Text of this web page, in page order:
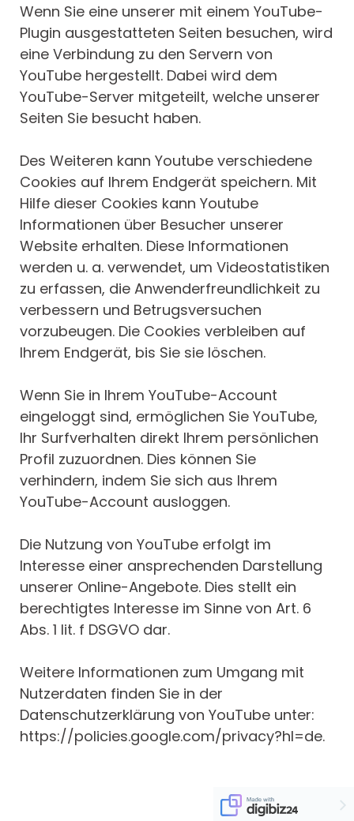
Wenn Sie eine unserer mit einem YouTube-
Plugin ausgestatteten Seiten besuchen, wird
eine Verbindung zu den Servern von
YouTube hergestellt. Dabei wird dem
YouTube-Server mitgeteilt, welche unserer
Seiten Sie besucht haben.
Des Weiteren kann Youtube verschiedene
Cookies auf Ihrem Endgerät speichern. Mit
Hilfe dieser Cookies kann Youtube
Informationen über Besucher unserer
Website erhalten. Diese Informationen
werden u. a. verwendet, um Videostatistiken
zu erfassen, die Anwenderfreundlichkeit zu
verbessern und Betrugsversuchen
vorzubeugen. Die Cookies verbleiben auf
Ihrem Endgerät, bis Sie sie löschen.
Wenn Sie in Ihrem YouTube-Account
eingeloggt sind, ermöglichen Sie YouTube,
Ihr Surfverhalten direkt Ihrem persönlichen
Profil zuzuordnen. Dies können Sie
verhindern, indem Sie sich aus Ihrem
YouTube-Account ausloggen.
Die Nutzung von YouTube erfolgt im
Interesse einer ansprechenden Darstellung
unserer Online-Angebote. Dies stellt ein
berechtigtes Interesse im Sinne von Art. 6
Abs. 1 lit. f DSGVO dar.
Weitere Informationen zum Umgang mit
Nutzerdaten finden Sie in der
Datenschutzerklärung von YouTube unter:
https://policies.google.com/privacy?hl=de.